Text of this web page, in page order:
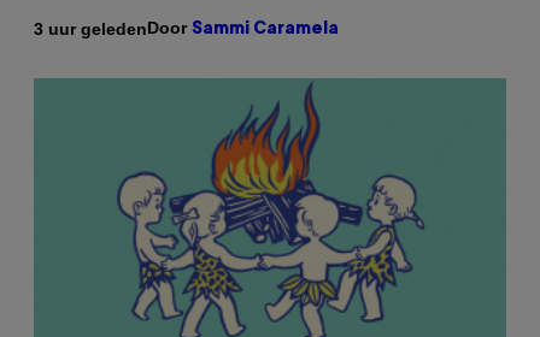
3 uur geledenDoor Sammi Caramela